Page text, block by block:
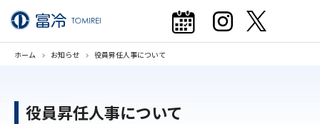
ホーム お知らせ 役員昇任人事について
役員昇任人事について